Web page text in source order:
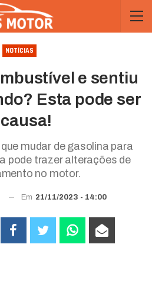
NOTÍCIAS
e sentiu
Esta pode ser
mudar de gasolina para
pode trazer alterações de
no motor.
Em 21/11/2023 - 14:00